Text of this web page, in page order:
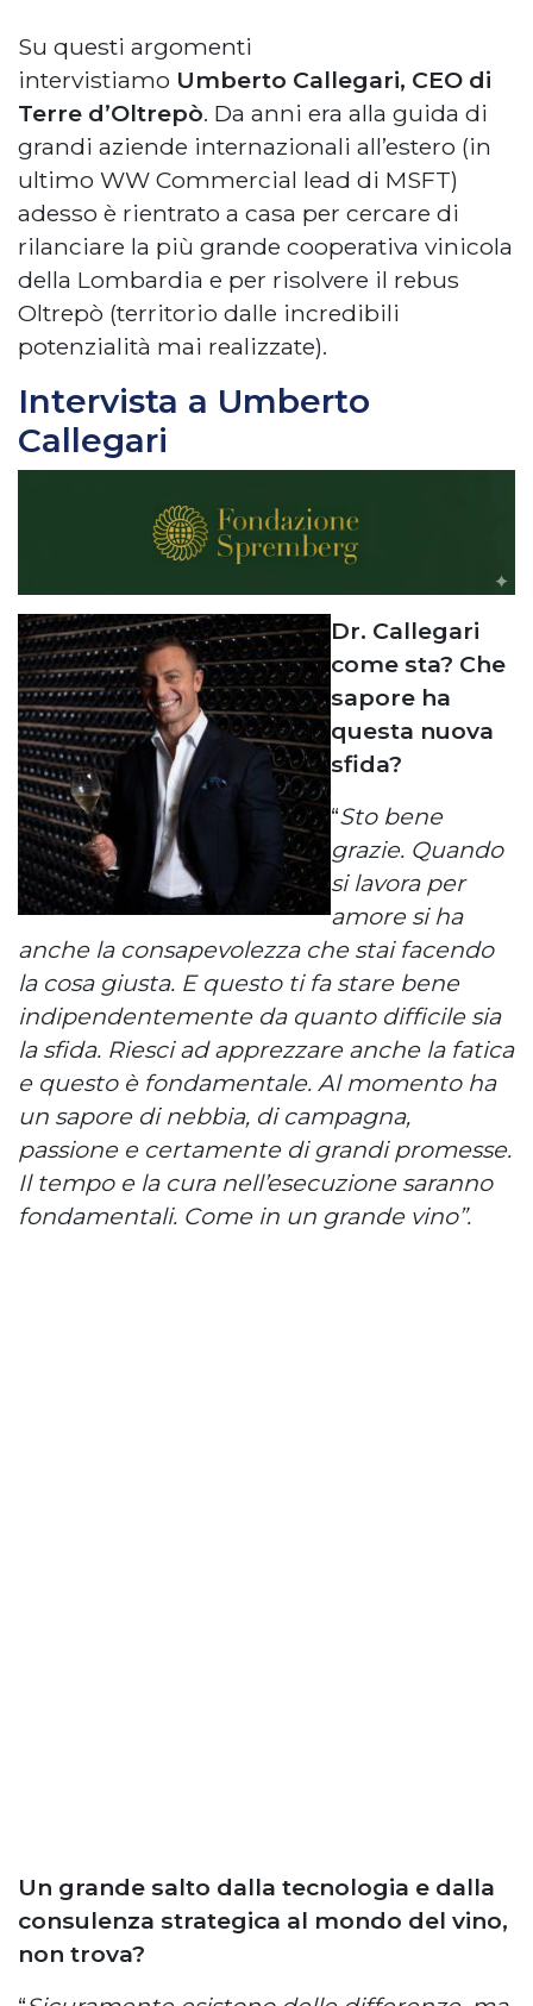
Su questi argomenti
intervistiamo Umberto Callegari, CEO di
Terre d’Oltrepò. Da anni era alla guida di
grandi aziende internazionali all’estero (in
ultimo WW Commercial lead di MSFT)
adesso è rientrato a casa per cercare di
rilanciare la più grande cooperativa vinicola
della Lombardia e per risolvere il rebus
Oltrepò (territorio dalle incredibili
potenzialità mai realizzate).
Intervista a Umberto
Callegari
Dr. Callegari
come sta? Che
sapore ha
questa nuova
sfida?
“Sto bene
grazie. Quando
si lavora per
amore si ha
anche la consapevolezza che stai facendo
la cosa giusta. E questo ti fa stare bene
indipendentemente da quanto difficile sia
la sfida. Riesci ad apprezzare anche la fatica
e questo è fondamentale. Al momento ha
un sapore di nebbia, di campagna,
passione e certamente di grandi promesse.
Il tempo e la cura nell’esecuzione saranno
fondamentali. Come in un grande vino”.
Un grande salto dalla tecnologia e dalla
consulenza strategica al mondo del vino,
non trova?